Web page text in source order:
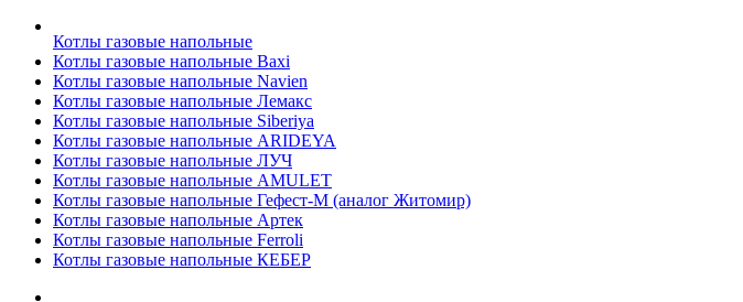
Котлы газовые напольные
Котлы газовые напольные Baxi
Котлы газовые напольные Navien
Котлы газовые напольные Лемакс
Котлы газовые напольные Siberiya
Котлы газовые напольные ARIDEYA
Котлы газовые напольные ЛУЧ
Котлы газовые напольные AMULET
Котлы газовые напольные Гефест-М (аналог Житомир)
Котлы газовые напольные Артек
Котлы газовые напольные Ferroli
Котлы газовые напольные КЕБЕР